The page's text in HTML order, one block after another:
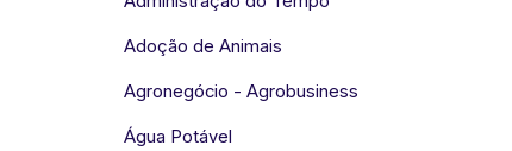
Adoção de Animais
Agronegócio - Agrobusiness
Água Potável